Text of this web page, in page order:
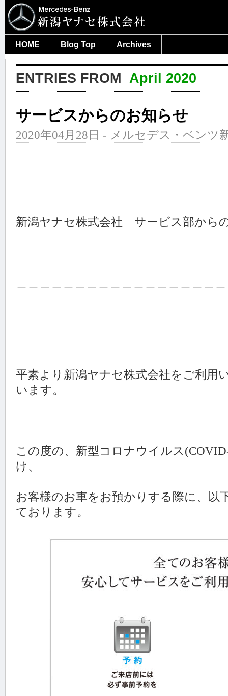
HOME Blog Top Archives
ENTRIES FROM April 2020
サービスからのお知らせ
2020年04月28日 - メルセデス・ベンツ
新潟ヤナセ株式会社 サービス部から
平素より新潟ヤナセ株式会社をご利用
います。
この度の、新型コロナウイルス
け、
お客様のお車をお預かりする際に、以
ております。